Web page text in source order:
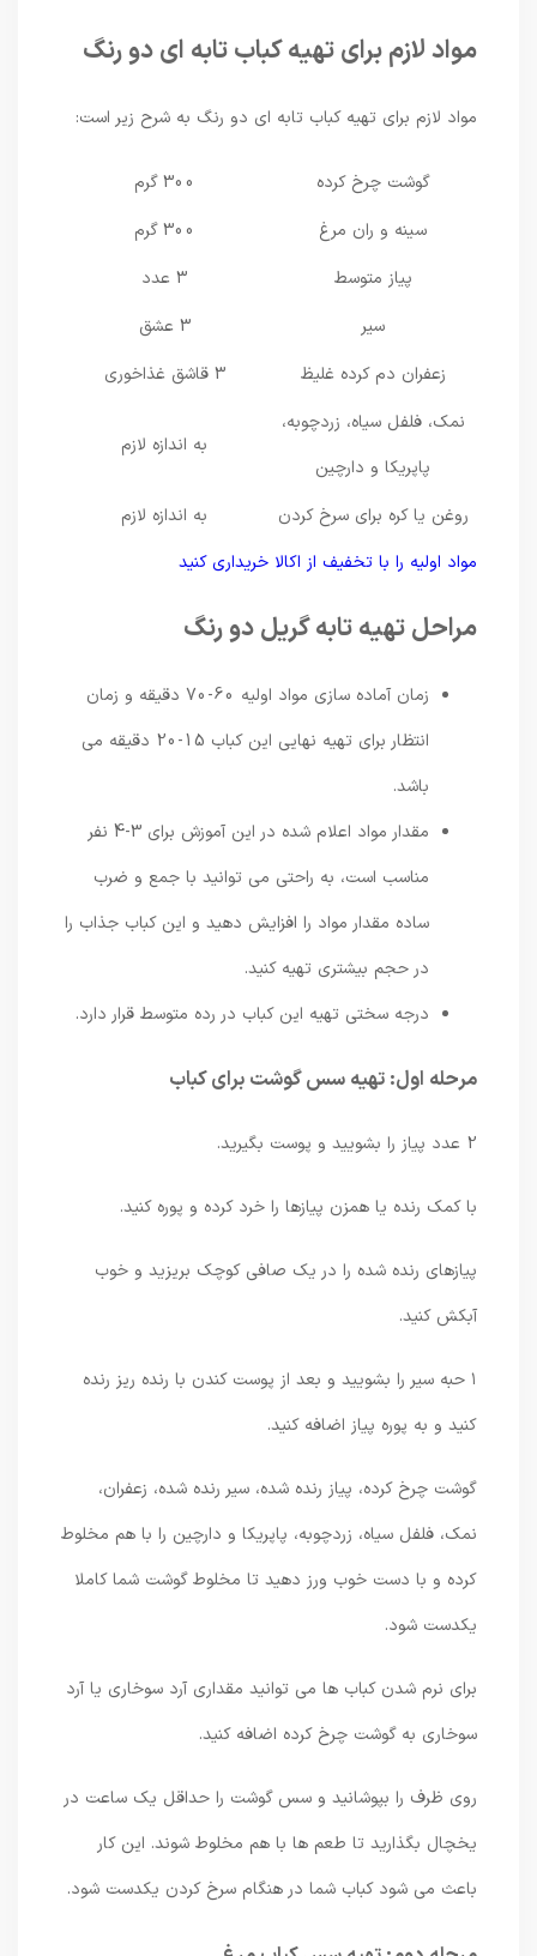
مواد لازم برای تهیه کباب تابه ای دو رنگ
مواد لازم برای تهیه کباب تابه ای دو رنگ به شرح زیر است:
گوشت چرخ کرده
سینه و ران مرغ
پیاز متوسط
زعفران دم کرده غلیظ
نمک، فلفل سیاه، زردچوبه،
پاپریکا و دارچین
به اندازه لازم
روغن یا کره برای سرخ کردن
به اندازه لازم
مواد اولیه را با تخفیف از اکالا خریداری کنید
مراحل تهیه تابه گریل دو رنگ
زمان آماده سازی مواد اولیه 60-70 دقیقه و زمان
انتظار برای تهیه نهایی این کباب 15-20 دقیقه می
مقدار مواد اعلام شده در این آموزش برای 3-4 نفر
مناسب است، به راحتی می توانید با جمع و ضرب
ساده مقدار مواد را افزایش دهید و این کباب جذاب را
در حجم بیشتری تهیه کنید.
درجه سختی تهیه این کباب در رده متوسط ​​قرار دارد.
مرحله اول: تهیه سس گوشت برای کباب
با کمک رنده یا همزن پیازها را خرد کرده و پوره کنید.
پیازهای رنده شده را در یک صافی کوچک بریزید و خوب
آبکش کنید.
۱ حبه سیر را بشویید و بعد از پوست کندن با رنده ریز رنده
کنید و به پوره پیاز اضافه کنید.
گوشت چرخ کرده، پیاز رنده شده، سیر رنده شده، زعفران،
نمک، فلفل سیاه، زردچوبه، پاپریکا و دارچین را با هم مخلوط
کرده و با دست خوب ورز دهید تا مخلوط گوشت شما کاملا
یکدست شود.
برای نرم شدن کباب ها می توانید مقداری آرد سوخاری یا آرد
سوخاری به گوشت چرخ کرده اضافه کنید.
روی ظرف را بپوشانید و سس گوشت را حداقل یک ساعت در
یخچال بگذارید تا طعم ها با هم مخلوط شوند. این کار
باعث می شود کباب شما در هنگام سرخ کردن یکدست شود.